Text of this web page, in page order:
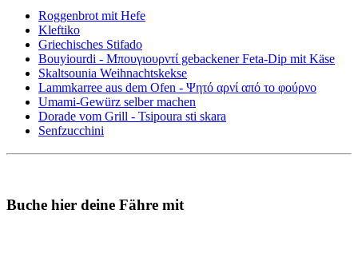
Roggenbrot mit Hefe
Kleftiko
Griechisches Stifado
Bouyiourdi - Μπουγιουρντί gebackener Feta-Dip mit Käse
Skaltsounia Weihnachtskekse
Lammkarree aus dem Ofen - Ψητό αρνί από το φούρνο
Umami-Gewürz selber machen
Dorade vom Grill - Tsipoura sti skara
Senfzucchini
Buche hier deine Fähre mit